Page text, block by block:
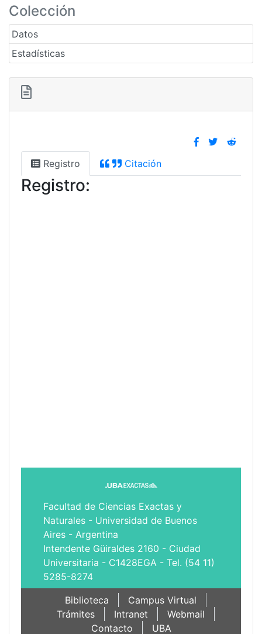
Colección
Datos
Estadísticas
Registro Citación
Registro:
Facultad de Ciencias Exactas y
Naturales - Universidad de Buenos
Aires - Argentina
Intendente Güiraldes 2160 - Ciudad
Universitaria - C1428EGA - Tel. (54 11)
5285-8274
Biblioteca
Campus Virtual
Trámites
Intranet
Webmail
Contacto
UBA